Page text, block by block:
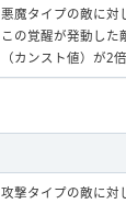
悪魔タイプの敵に対
この覚醒が発動した
（カンスト値）が2
攻撃タイプの敵に対